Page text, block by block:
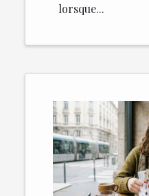
lorsque...